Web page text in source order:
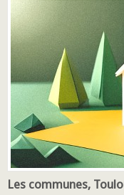
Les communes,